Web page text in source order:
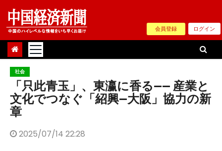
Skip
content
会員登録 ログイン
社会
「只此青玉」、東瀛に香る—— 産業と
文化でつなぐ「紹興—大阪」協力の新
章
2025/07/14 22:28